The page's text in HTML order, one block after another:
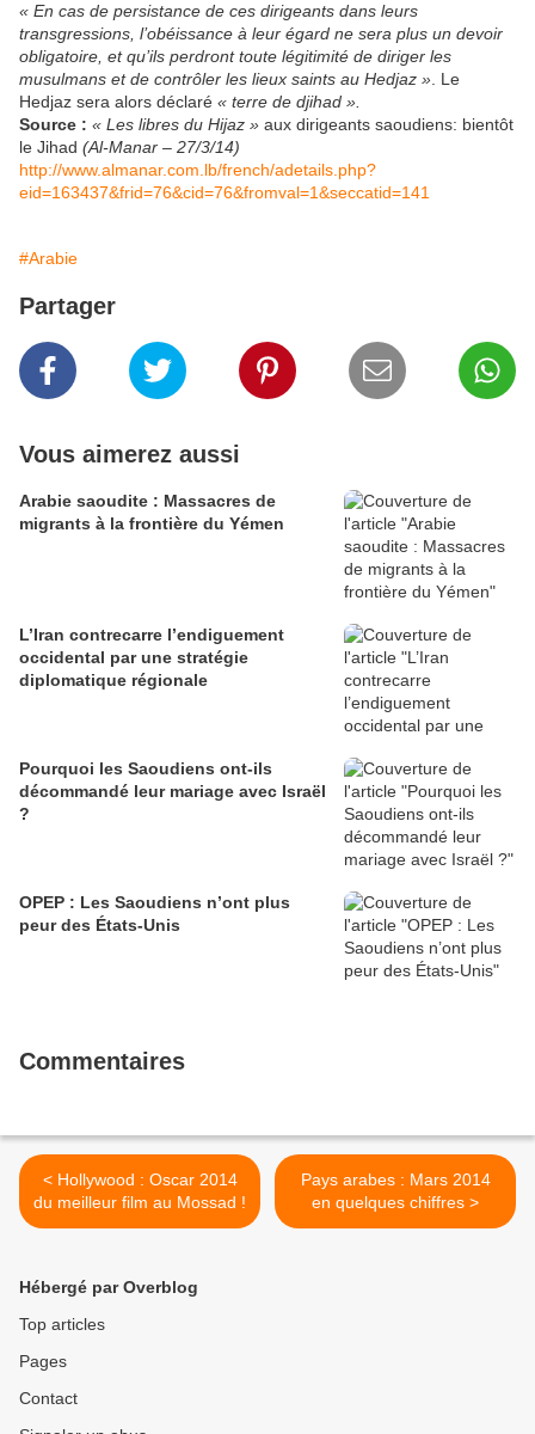
« En cas de persistance de ces dirigeants dans leurs
transgressions, l’obéissance à leur égard ne sera plus un devoir
obligatoire, et qu’ils perdront toute légitimité de diriger les
musulmans et de contrôler les lieux saints au Hedjaz » . Le
Hedjaz sera alors déclaré « terre de djihad ».
Source : « Les libres du Hijaz » aux dirigeants saoudiens: bientôt
le Jihad (Al-Manar – 27/3/14)
http://www.almanar.com.lb/french/adetails.php?
eid=163437&frid=76&cid=76&fromval=1&seccatid=141
#Arabie
Partager
Vous aimerez aussi
Arabie saoudite : Massacres de
migrants à la frontière du Yémen
L’Iran contrecarre l’endiguement
occidental par une stratégie
diplomatique régionale
Pourquoi les Saoudiens ont-ils
décommandé leur mariage avec Israël
?
OPEP : Les Saoudiens n’ont plus
peur des États-Unis
Commentaires
< Hollywood : Oscar 2014
du meilleur film au Mossad !
Pays arabes : Mars 2014
en quelques chiffres >
Hébergé par Overblog
Top articles
Pages
Contact